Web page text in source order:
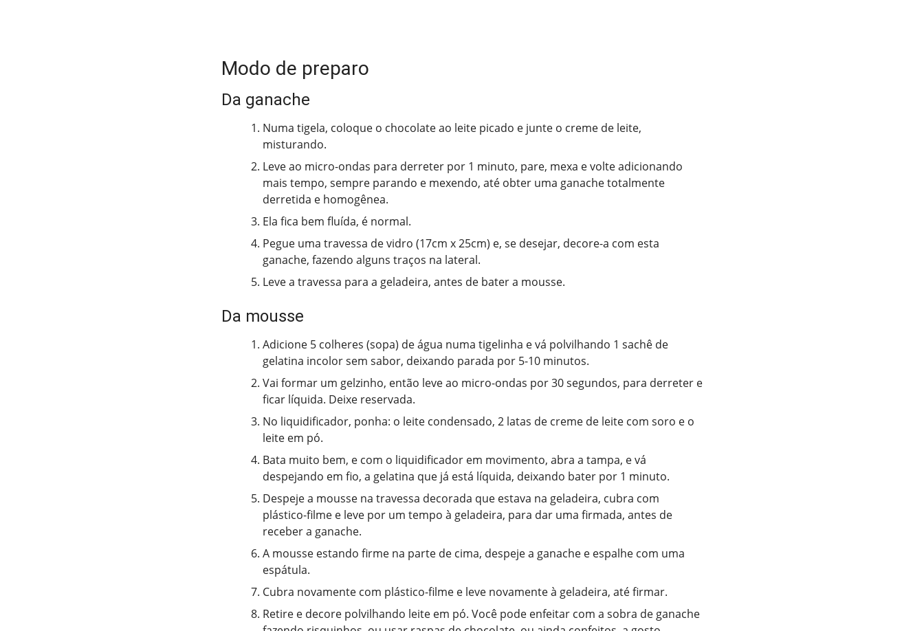
Modo de preparo
Da ganache
Numa tigela, coloque o chocolate ao leite picado e junte o creme de leite,
misturando.
Leve ao micro-ondas para derreter por 1 minuto, pare, mexa e volte adicionando
mais tempo, sempre parando e mexendo, até obter uma ganache totalmente
derretida e homogênea.
Ela fica bem fluída, é normal.
Pegue uma travessa de vidro (17cm x 25cm) e, se desejar, decore-a com esta
ganache, fazendo alguns traços na lateral.
Leve a travessa para a geladeira, antes de bater a mousse.
Da mousse
Adicione 5 colheres (sopa) de água numa tigelinha e vá polvilhando 1 sachê de
gelatina incolor sem sabor, deixando parada por 5-10 minutos.
Vai formar um gelzinho, então leve ao micro-ondas por 30 segundos, para derreter e
ficar líquida. Deixe reservada.
No liquidificador, ponha: o leite condensado, 2 latas de creme de leite com soro e o
leite em pó.
Bata muito bem, e com o liquidificador em movimento, abra a tampa, e vá
despejando em fio, a gelatina que já está líquida, deixando bater por 1 minuto.
Despeje a mousse na travessa decorada que estava na geladeira, cubra com
plástico-filme e leve por um tempo à geladeira, para dar uma firmada, antes de
receber a ganache.
A mousse estando firme na parte de cima, despeje a ganache e espalhe com uma
espátula.
Cubra novamente com plástico-filme e leve novamente à geladeira, até firmar.
Retire e decore polvilhando leite em pó. Você pode enfeitar com a sobra de ganache